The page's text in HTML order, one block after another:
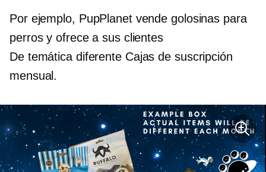
Por ejemplo, PupPlanet vende golosinas para
perros y ofrece a sus clientes
De temática diferenteCajas de suscripción
mensual.